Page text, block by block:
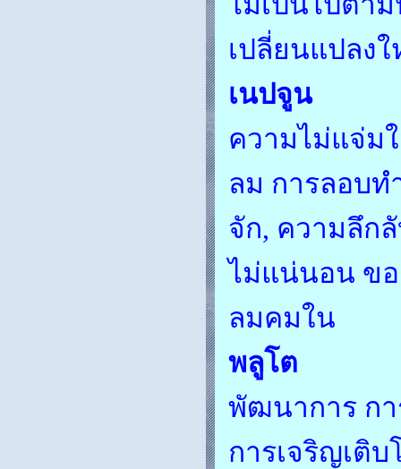
เปลี่ยนแปลง
เนปจูน
ความไม่แจ่ม
ลม การลอบท
จัก, ความลึก
ไม่แน่นอน ขอ
ลมคมใน
พลูโต
พัฒนาการ กา
การเจริญเติ